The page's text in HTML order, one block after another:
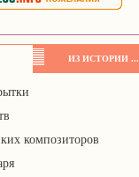
ИЗ ИСТОРИИ ...
композиторов